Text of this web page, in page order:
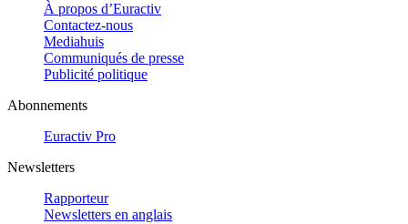
À propos d’Euractiv
Contactez-nous
Mediahuis
Communiqués de presse
Publicité politique
Abonnements
Euractiv Pro
Newsletters
Rapporteur
Newsletters en anglais